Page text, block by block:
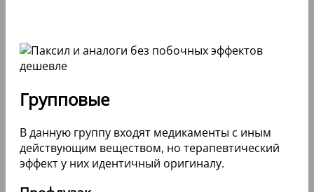
Групповые
В данную группу входят медикаменты с иным
действующим веществом, но терапевтический
эффект у них идентичный оригиналу.